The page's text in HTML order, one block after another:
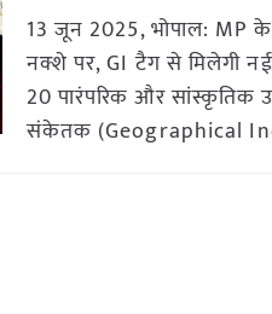
13 जून 2025, भोपाल: MP
नक्शे पर, GI टैग से मिलेगी
20 पारंपरिक और सांस्कृतिक
संकेतक (Geographical